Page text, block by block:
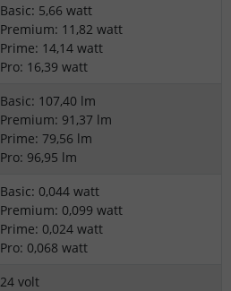
Basic: 5,66 watt
Premium: 11,82 watt
Prime: 14,14 watt
Pro: 16,39 watt
Basic: 107,40 lm
Premium: 91,37 lm
Prime: 79,56 lm
Pro: 96,95 lm
Basic: 0,044 watt
Premium: 0,099 watt
Prime: 0,024 watt
Pro: 0,068 watt
24 volt